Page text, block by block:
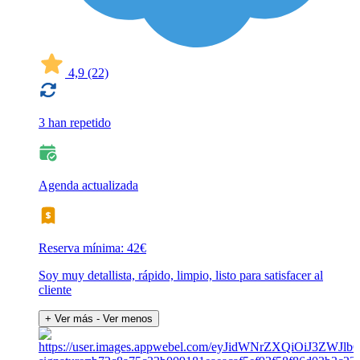
4,9 (22)
3 han repetido
Agenda actualizada
Reserva mínima: 42€
Soy muy detallista, rápido, limpio, listo para satisfacer al
cliente
+ Ver más - Ver menos